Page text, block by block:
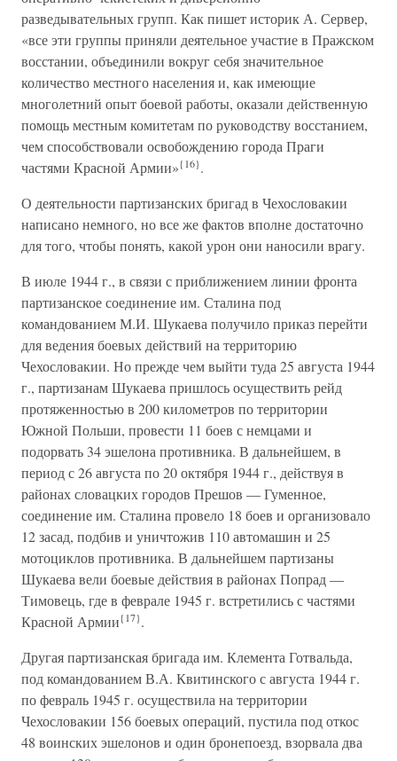
разведывательных групп. Как пишет историк А. Сервер,
«все эти группы приняли деятельное участие в Пражском
восстании, объединили вокруг себя значительное
количество местного населения и, как имеющие
многолетний опыт боевой работы, оказали действенную
помощь местным комитетам по руководству восстанием,
чем способствовали освобождению города Праги
частями Красной Армии»{16}.
О деятельности партизанских бригад в Чехословакии
написано немного, но все же фактов вполне достаточно
для того, чтобы понять, какой урон они наносили врагу.
В июле 1944 г., в связи с приближением линии фронта
партизанское соединение им. Сталина под
командованием М.И. Шукаева получило приказ перейти
для ведения боевых действий на территорию
Чехословакии. Но прежде чем выйти туда 25 августа 1944
г., партизанам Шукаева пришлось осуществить рейд
протяженностью в 200 километров по территории
Южной Польши, провести 11 боев с немцами и
подорвать 34 эшелона противника. В дальнейшем, в
период с 26 августа по 20 октября 1944 г., действуя в
районах словацких городов Прешов — Гуменное,
соединение им. Сталина провело 18 боев и организовало
12 засад, подбив и уничтожив 110 автомашин и 25
мотоциклов противника. В дальнейшем партизаны
Шукаева вели боевые действия в районах Попрад —
Тимовець, где в феврале 1945 г. встретились с частями
Красной Армии{17}.
Другая партизанская бригада им. Клемента Готвальда,
под командованием В.А. Квитинского с августа 1944 г.
по февраль 1945 г. осуществила на территории
Чехословакии 156 боевых операций, пустила под откос
48 воинских эшелонов и один бронепоезд, взорвала два